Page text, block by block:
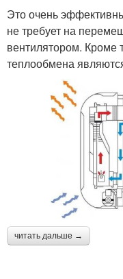
Это очень
не требует на
вентилятором. Кроме
теплообмена
читать дальше →